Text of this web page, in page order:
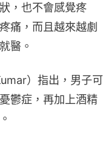
，也不會感覺疼
痛，而且越來越劇
醫。
）指出，男子可
鬱症，再加上酒精